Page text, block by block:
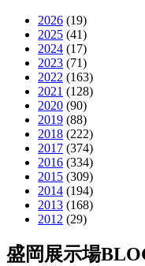
2026 (19)
2025 (41)
2024 (17)
2023 (71)
2022 (163)
2021 (128)
2020 (90)
2019 (88)
2018 (222)
2017 (374)
2016 (334)
2015 (309)
2014 (194)
2013 (168)
2012 (29)
盛岡展示場